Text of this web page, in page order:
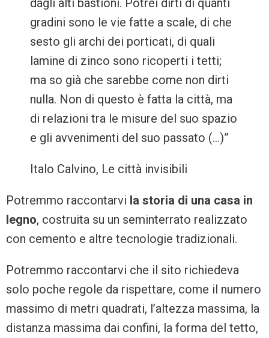
dagli alti bastioni. Potrei dirti di quanti
gradini sono le vie fatte a scale, di che
sesto gli archi dei porticati, di quali
lamine di zinco sono ricoperti i tetti;
ma so già che sarebbe come non dirti
nulla. Non di questo è fatta la città, ma
di relazioni tra le misure del suo spazio
e gli avvenimenti del suo passato (…)”
Italo Calvino, Le città invisibili
Potremmo raccontarvi la storia di una casa in
legno, costruita su un seminterrato realizzato
con cemento e altre tecnologie tradizionali.
Potremmo raccontarvi che il sito richiedeva
solo poche regole da rispettare, come il numero
massimo di metri quadrati, l’altezza massima, la
distanza massima dai confini, la forma del tetto,